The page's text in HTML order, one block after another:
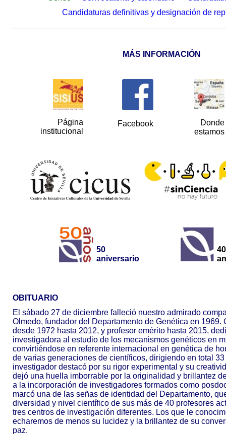
Candidaturas definitivas y designación de
MÁS INFORMACIÓN
Página
institucional
Facebook
Donde
estamos
50
aniversario
40
OBITUARIO
El sábado 27 de diciembre falleció nuestro admirado
Olmedo, fundador del Departamento de Genética en 1969.
desde 1972 hasta 2012, y profesor emérito hasta 2015,
investigadora al estudio de los mecanismos genéticos en
convirtiéndose en referente internacional en genética de
de varias generaciones de científicos, dirigiendo en total
investigador destacó por su rigor experimental y su
dejó una huella imborrable por la originalidad y brillantez
a la incorporación de investigadores formados como
marcó una de las señas de identidad del Departamento,
diversidad y nivel científico de sus más de 40 profesores
tres centros de investigación diferentes. Los que le
echaremos de menos su lucidez y la brillantez de su
paz.